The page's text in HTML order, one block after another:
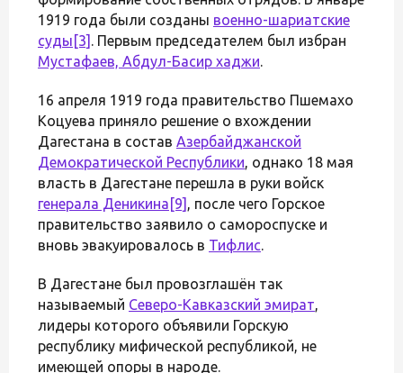
1919 года были созданы военно-шариатские
суды [3] . Первым председателем был избран
Мустафаев, Абдул-Басир хаджи.
16 апреля 1919 года правительство Пшемахо
Коцуева приняло решение о вхождении
Дагестана в состав Азербайджанской
Демократической Республики, однако 18 мая
власть в Дагестане перешла в руки войск
генерала Деникина [9] , после чего Горское
правительство заявило о самороспуске и
вновь эвакуировалось в Тифлис.
В Дагестане был провозглашён так
называемый Северо-Кавказский эмират,
лидеры которого объявили Горскую
республику мифической республикой, не
имеющей опоры в народе.